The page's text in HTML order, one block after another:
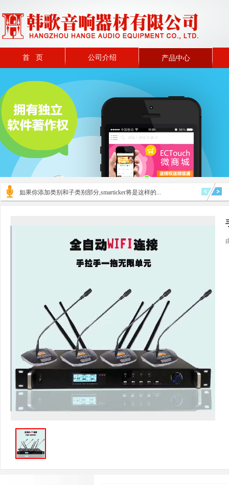
首 页 公司介绍 产品中心
如果你添加类别和子类别部分,smarticker将是这样的...